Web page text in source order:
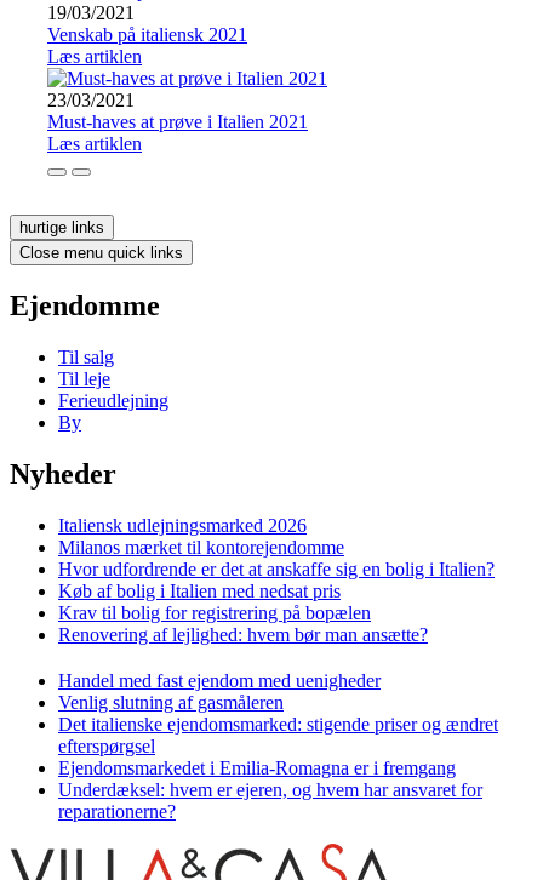
19/03/2021
Venskab på italiensk 2021
Læs artiklen
23/03/2021
Must-haves at prøve i Italien 2021
Læs artiklen
hurtige links
Close menu quick links
Ejendomme
Til salg
Til leje
Ferieudlejning
By
Nyheder
Italiensk udlejningsmarked 2026
Milanos mærket til kontorejendomme
Hvor udfordrende er det at anskaffe sig en bolig i Italien?
Køb af bolig i Italien med nedsat pris
Krav til bolig for registrering på bopælen
Renovering af lejlighed: hvem bør man ansætte?
Handel med fast ejendom med uenigheder
Venlig slutning af gasmåleren
Det italienske ejendomsmarked: stigende priser og ændret
efterspørgsel
Ejendomsmarkedet i Emilia-Romagna er i fremgang
Underdæksel: hvem er ejeren, og hvem har ansvaret for
reparationerne?